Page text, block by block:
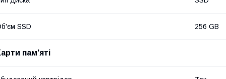
SSD 256 GB
пам'яті